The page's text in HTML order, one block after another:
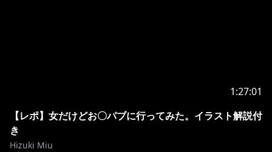
t=UJafRZ&utm_medium=url_text&utm_source=prom
▽▽▽▽▽▽▽▽▽▽▽▽▽▽▽▽
1:27:01
【レポ】女だけどお〇パブに行ってみた。イラスト解説付
き
Hizuki Miu